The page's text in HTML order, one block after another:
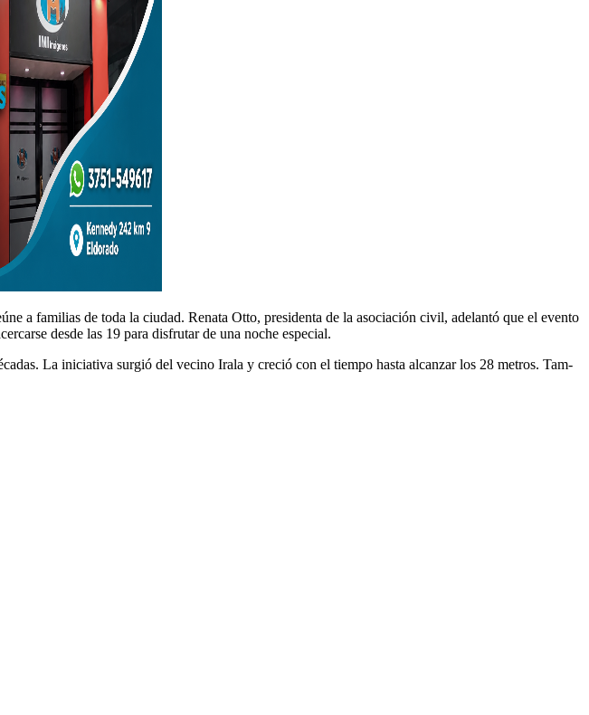
a famil­ias de toda la ciu­dad. Rena­ta Otto, pres­i­den­ta de la aso­ciación civ­il, ade­lan­tó que el even­to
des­de las 19 para dis­fru­tar de una noche espe­cial.
La ini­cia­ti­va surgió del veci­no Irala y cre­ció con el tiem­po has­ta alcan­zar los 28 met­ros. Tam­